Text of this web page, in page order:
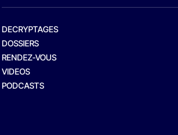
DECRYPTAGES
DOSSIERS
RENDEZ-VOUS
VIDEOS
PODCASTS